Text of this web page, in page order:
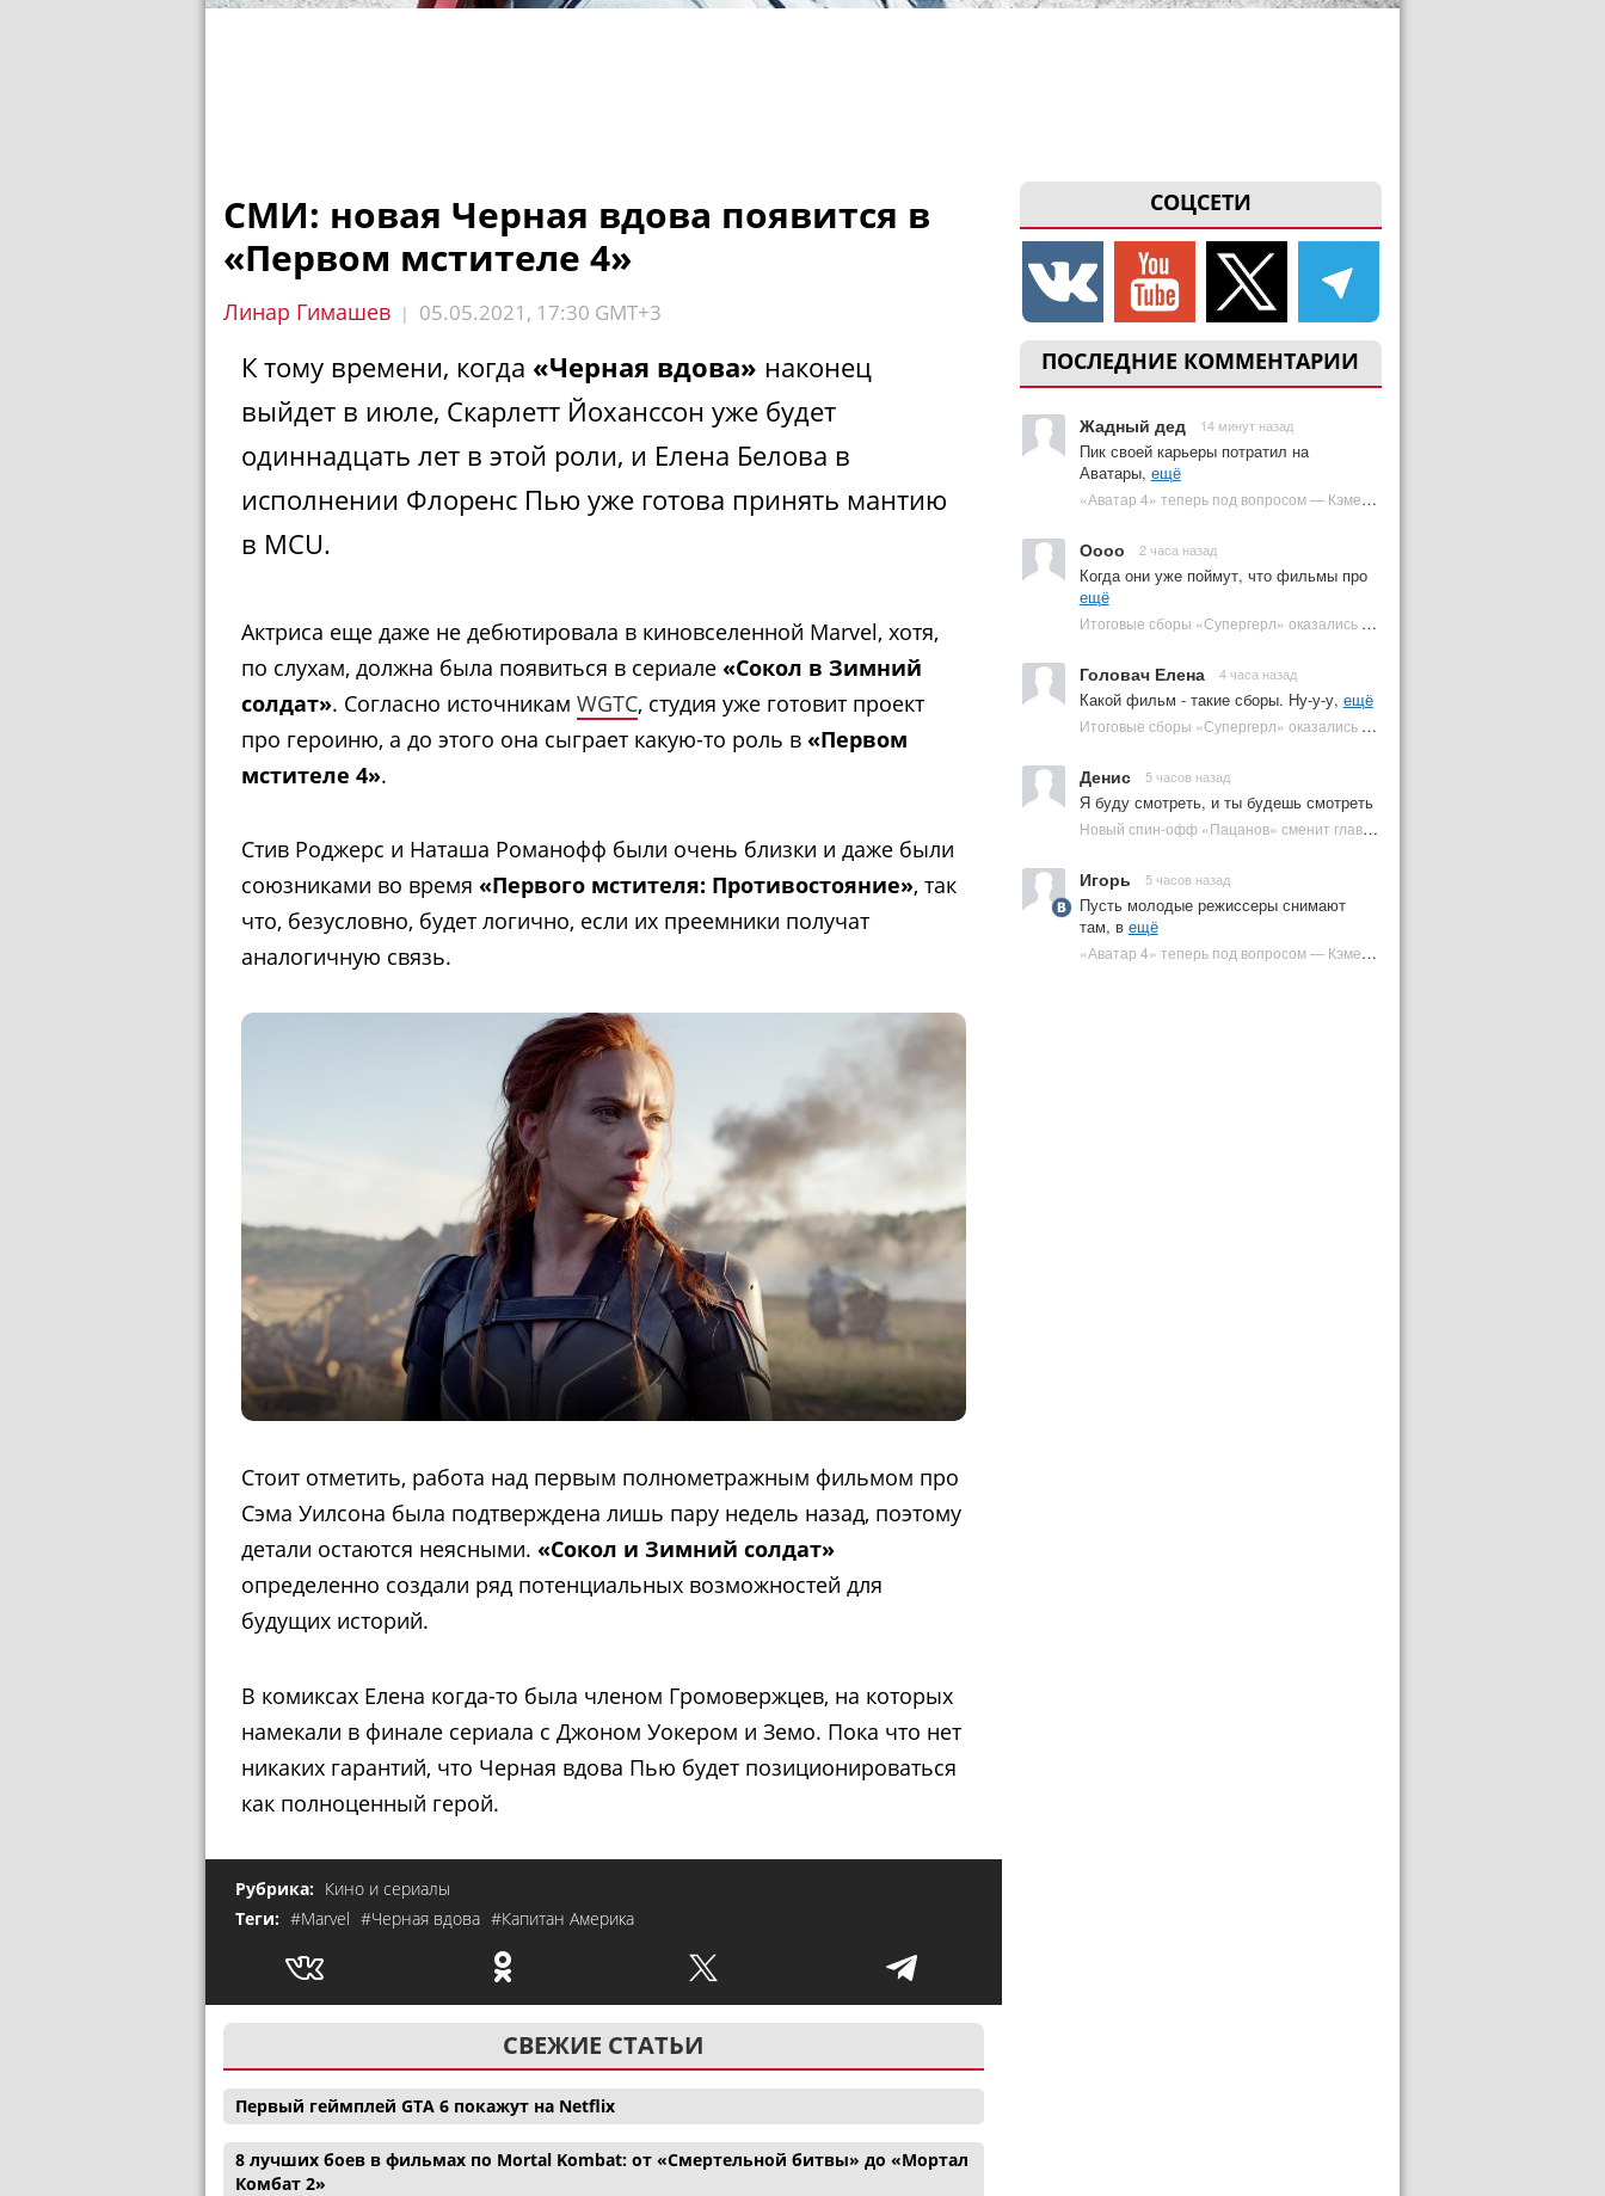
СОЦСЕТИ
ПОСЛЕДНИЕ КОММЕНТАРИИ
Жадный дед 14 минут назад
Пик своей карьеры потратил на
Аватары, ещё
«Аватар 4» теперь под вопросом — Кэмерон решил отойти от продолжения | Plugged In Ru
Оооо 2 часа назад
Когда они уже поймут, что фильмы про
ещё
Итоговые сборы «Супергерл» оказались худшими для DC за два десятилетия | Plugged In Ru
Головач Елена 4 часа назад
Какой фильм - такие сборы. Ну-у-у, ещё
Итоговые сборы «Супергерл» оказались худшими для DC за два десятилетия | Plugged In Ru
Денис 5 часов назад
Я буду смотреть, и ты будешь смотреть
Новый спин-офф «Пацанов» сменит главного героя | Plugged In Ru
Игорь 5 часов назад
Пусть молодые режиссеры снимают
там, в ещё
«Аватар 4» теперь под вопросом — Кэмерон решил отойти от продолжения | Plugged In Ru
СМИ: новая Черная вдова появится в
«Первом мстителе 4»
Линар Гимашев | 05.05.2021, 17:30 GMT+3
К тому времени, когда «Черная вдова» наконец
выйдет в июле, Скарлетт Йоханссон уже будет
одиннадцать лет в этой роли, и Елена Белова в
исполнении Флоренс Пью уже готова принять мантию
в MCU.
Актриса еще даже не дебютировала в киновселенной Marvel, хотя,
по слухам, должна была появиться в сериале «Сокол в Зимний
солдат». Согласно источникам WGTC, студия уже готовит проект
про героиню, а до этого она сыграет какую-то роль в «Первом
мстителе 4».
Стив Роджерс и Наташа Романофф были очень близки и даже были
союзниками во время «Первого мстителя: Противостояние», так
что, безусловно, будет логично, если их преемники получат
аналогичную связь.
Стоит отметить, работа над первым полнометражным фильмом про
Сэма Уилсона была подтверждена лишь пару недель назад, поэтому
детали остаются неясными. «Сокол и Зимний солдат»
определенно создали ряд потенциальных возможностей для
будущих историй.
В комиксах Елена когда-то была членом Громовержцев, на которых
намекали в финале сериала с Джоном Уокером и Земо. Пока что нет
никаких гарантий, что Черная вдова Пью будет позиционироваться
как полноценный герой.
Рубрика: Кино и сериалы
Теги: #Marvel #Черная вдова #Капитан Америка
СВЕЖИЕ СТАТЬИ
Первый геймплей GTA 6 покажут на Netflix
8 лучших боев в фильмах по Mortal Kombat: от «Смертельной битвы» до «Мортал
Комбат 2»